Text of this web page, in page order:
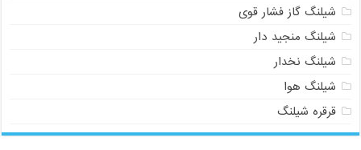
شیلنگ گاز فشار قوی
شیلنگ منجید دار
شیلنگ نخدار
شیلنگ هوا
قرقره شیلنگ